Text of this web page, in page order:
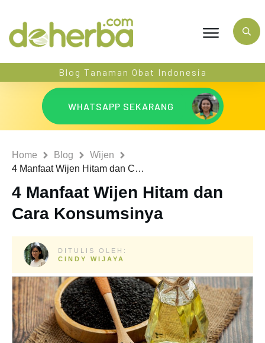
Blog Tanaman Obat Indonesia
WHATSAPP SEKARANG
Home Blog
Wijen
4 Manfaat Wijen Hitam dan Cara Konsumsinya
4 Manfaat Wijen Hitam dan
Cara Konsumsinya
DITULIS OLEH:
CINDY WIJAYA